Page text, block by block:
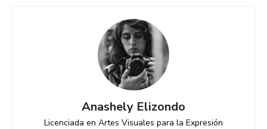
Anashely Elizondo
Licenciada en Artes Visuales para la Expresión